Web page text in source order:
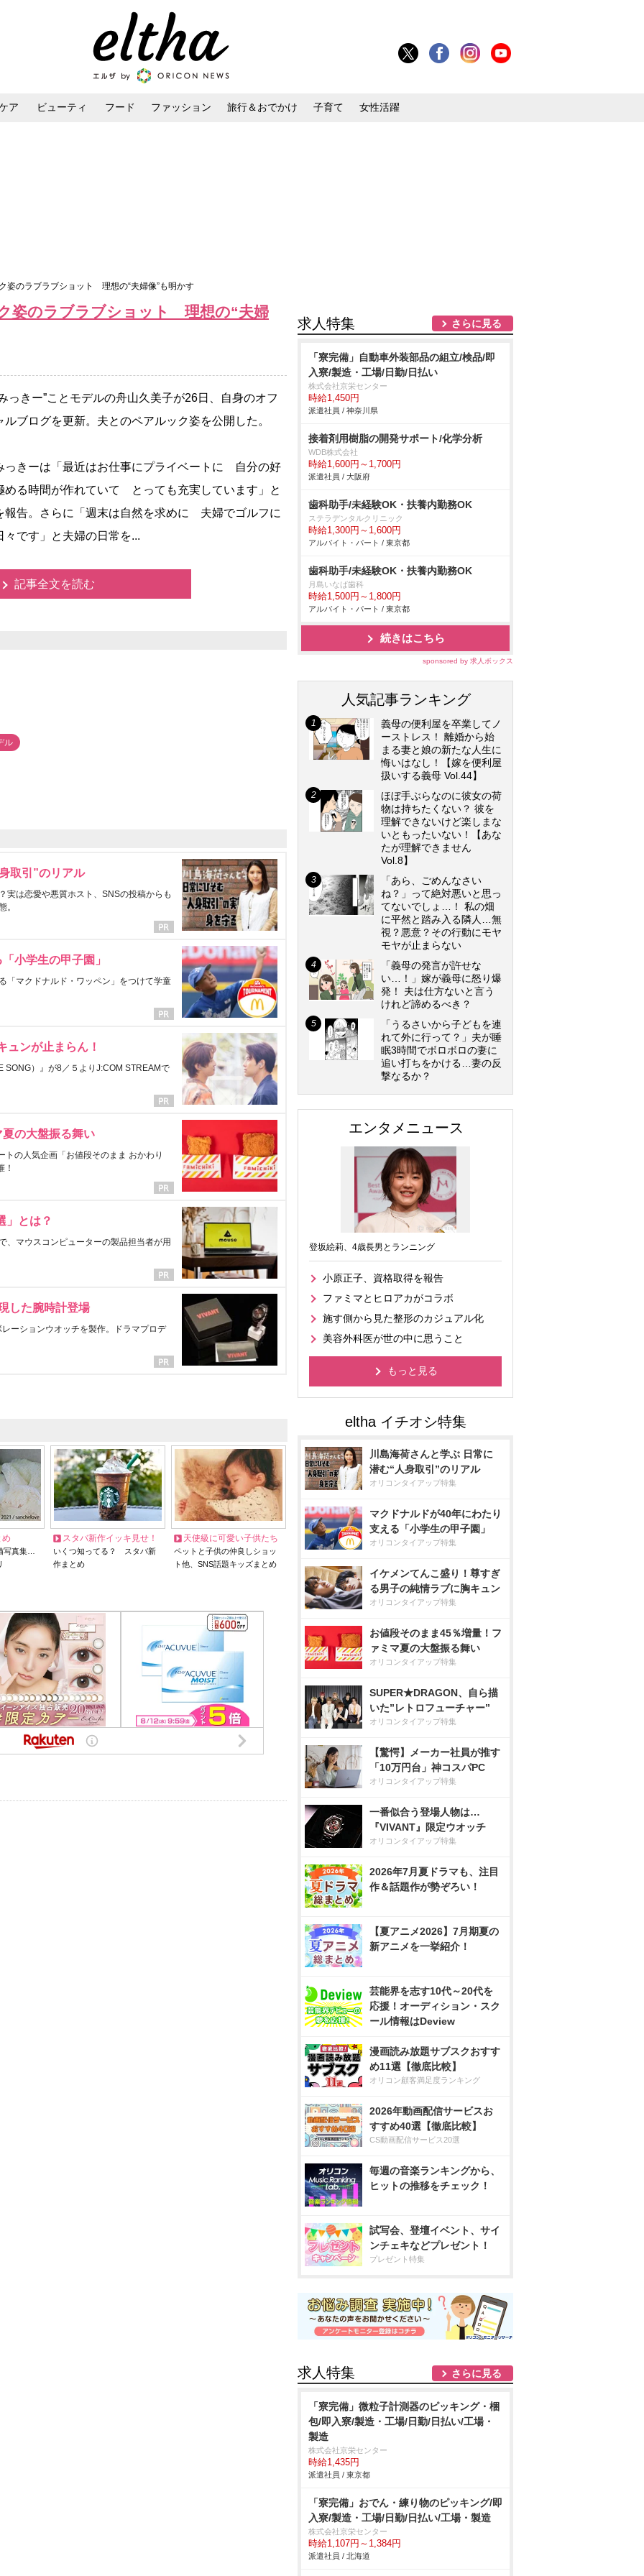
ア ビューティ フード ファッション 旅行＆おでかけ 子育て 女性活躍
姿のラブラブショット 理想の“夫婦像”も明かす
姿のラブラブショット 理想の“夫婦
きー”ことモデルの舟山久美子が26日、自身のオフ
ルブログを更新。夫とのペアルック姿を公開した。
きーは「最近はお仕事にプライベートに 自分の好
める時間が作れていて とっても充実しています」と
報告。さらに「週末は自然を求めに 夫婦でゴルフに
々です」と夫婦の日常を...
記事全文を読む
ル
取引”のリアル
実は恋愛や悪質ホスト、SNSの投稿からも
。
小学生の甲子園」
「マクドナルド・ワッペン」をつけて学童
ュンが止まらん！
SONG）』が8／５よりJ:COM STREAMで
の大盤振る舞い
の人気企画「お値段そのまま おかわり
！
」とは？
、マウスコンピューターの製品担当者が用
した腕時計登場
ーションウオッチを製作。ドラマプロデ
め
写真集…
スタバ新作イッキ見せ！
いくつ知ってる？ スタバ新
作まとめ
天使級に可愛い子供たち
ペットと子供の仲良しショッ
ト他、SNS話題キッズまとめ
求人特集 さらに見る
「寮完備」自動車外装部品の組立/検品/即
入寮/製造・工場/日勤/日払い
株式会社京栄センター
時給1,450円
派遣社員 / 神奈川県
接着剤用樹脂の開発サポート/化学分析
WDB株式会社
時給1,600円～1,700円
派遣社員 / 大阪府
歯科助手/未経験OK・扶養内勤務OK
ステラデンタルクリニック
時給1,300円～1,600円
アルバイト・パート / 東京都
歯科助手/未経験OK・扶養内勤務OK
月島いなば歯科
時給1,500円～1,800円
アルバイト・パート / 東京都
続きはこちら
sponsored by 求人ボックス
人気記事ランキング
義母の便利屋を卒業してノ
ーストレス！ 離婚から始
まる妻と娘の新たな人生に
悔いはなし！【嫁を便利屋
扱いする義母 Vol.44】
ほぼ手ぶらなのに彼女の荷
物は持ちたくない？ 彼を
理解できないけど楽しまな
いともったいない！【あな
たが理解できません
Vol.8】
「あら、ごめんなさい
ね？」って絶対悪いと思っ
てないでしょ…！ 私の畑
に平然と踏み入る隣人…無
視？悪意？その行動にモヤ
モヤが止まらない
「義母の発言が許せな
い…！」嫁が義母に怒り爆
発！ 夫は仕方ないと言う
けれど諦めるべき？
「うるさいから子どもを連
れて外に行って？」夫が睡
眠3時間でボロボロの妻に
追い打ちをかける…妻の反
撃なるか？
エンタメニュース
登坂絵莉、4歳長男とランニング
小原正子、資格取得を報告
ファミマとヒロアカがコラボ
施す側から見た整形のカジュアル化
美容外科医が世の中に思うこと
もっと見る
川島海荷さんと学ぶ 日常に
潜む“人身取引”のリアル
オリコンタイアップ特集
マクドナルドが40年にわたり
支える「小学生の甲子園」
オリコンタイアップ特集
イケメンてんこ盛り！尊すぎ
る男子の純情ラブに胸キュン
オリコンタイアップ特集
お値段そのまま45％増量！フ
ァミマ夏の大盤振る舞い
オリコンタイアップ特集
SUPER★DRAGON、自ら描
いた”レトロフューチャー”
オリコンタイアップ特集
【驚愕】メーカー社員が推す
「10万円台」神コスパPC
オリコンタイアップ特集
一番似合う登場人物は…
『VIVANT』限定ウオッチ
オリコンタイアップ特集
2026年7月夏ドラマも、注目
作＆話題作が勢ぞろい！
【夏アニメ2026】7月期夏の
新アニメを一挙紹介！
芸能界を志す10代～20代を
応援！オーディション・スク
ール情報はDeview
漫画読み放題サブスクおすす
め11選【徹底比較】
オリコン顧客満足度ランキング
2026年動画配信サービスお
すすめ40選【徹底比較】
CS動画配信サービス20選
毎週の音楽ランキングから、
ヒットの推移をチェック！
試写会、登壇イベント、サイ
ンチェキなどプレゼント！
プレゼント特集
求人特集 さらに見る
「寮完備」微粒子計測器のピッキング・梱
包/即入寮/製造・工場/日勤/日払い/工場・
製造
株式会社京栄センター
時給1,435円
派遣社員 / 東京都
「寮完備」おでん・練り物のピッキング/即
入寮/製造・工場/日勤/日払い/工場・製造
株式会社京栄センター
時給1,107円～1,384円
派遣社員 / 北海道